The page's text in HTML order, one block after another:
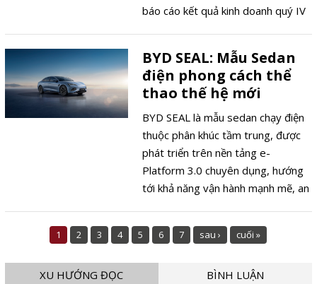
báo cáo kết quả kinh doanh quý IV
hai dòng xe điện cao cấp Model S
và Model X trong quý tới, khép lại
vai trò của những biểu tượng từng
đặt nền móng cho kỷ nguyên xe
điện hiện đại.
BYD SEAL: Mẫu Sedan
điện phong cách thể
thao thế hệ mới
BYD SEAL là mẫu sedan chạy điện
thuộc phân khúc tầm trung, được
phát triển trên nền tảng e-
Platform 3.0 chuyên dụng, hướng
tới khả năng vận hành mạnh mẽ, an
diện.
1 2 3 4 5 6 7 sau › cuối »
XU HƯỚNG ĐỌC BÌNH LUẬN